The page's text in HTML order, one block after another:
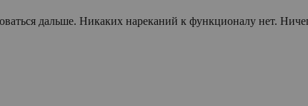
дальше. Никаких нареканий к функционалу нет.